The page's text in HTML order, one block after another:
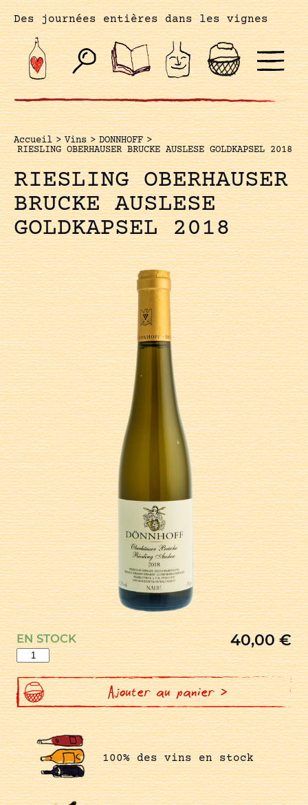
Des journées entières dans les vignes
Accueil > Vins > DONNHOFF >
RIESLING OBERHAUSER BRUCKE AUSLESE GOLDKAPSEL 2018
RIESLING OBERHAUSER
BRUCKE AUSLESE
GOLDKAPSEL 2018
EN STOCK 40,00€
quantité
de
RIESLING
OBERHAUSER
BRUCKE
AUSLESE
GOLDKAPSEL
Ajouter au panier >
100% des vins en stock